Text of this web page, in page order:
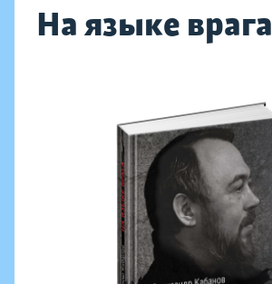
На языке врага